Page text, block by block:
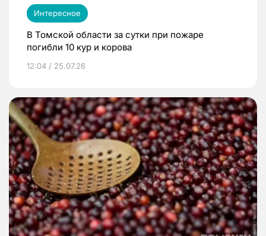
Интересное
В Томской области за сутки при пожаре
погибли 10 кур и корова
12:04 / 25.07.26